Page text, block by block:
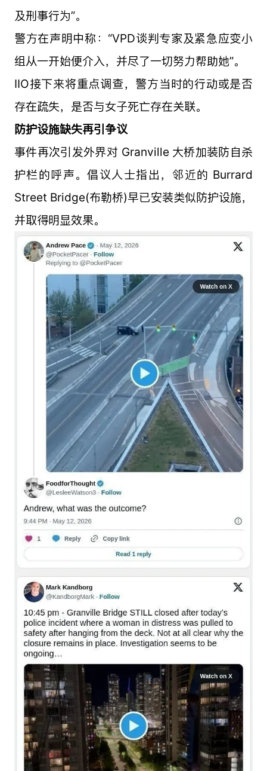
及刑事行为”。
警方在声明中称：“VPD谈判专家及紧急应变小
组从一开始便介入，并尽了一切努力帮助她”。
IIO接下来将重点调查，警方当时的行动或是否
存在疏失，是否与女子死亡存在关联。
防护设施缺失再引争议
事件再次引发外界对 Granville 大桥加装防自杀
护栏的呼声。倡议人士指出，邻近的 Burrard
Street Bridge(布勒桥)早已安装类似防护设施，
并取得明显效果。